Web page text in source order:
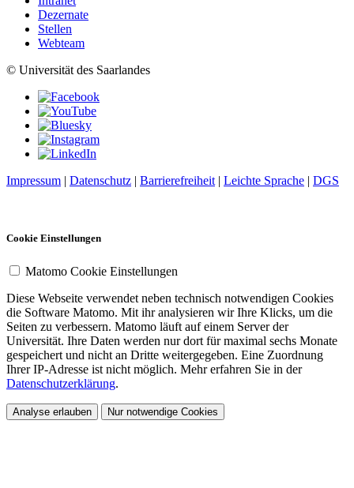
Dezernate
Stellen
Webteam
© Universität des Saarlandes
Impressum | Datenschutz | Barrierefreiheit | Leichte Sprache | DGS
Cookie Einstellungen
Matomo Cookie Einstellungen
Diese Webseite verwendet neben technisch notwendigen Cookies
die Software Matomo. Mit ihr analysieren wir Ihre Klicks, um die
Seiten zu verbessern. Matomo läuft auf einem Server der
Universität. Ihre Daten werden nur dort für maximal sechs Monate
gespeichert und nicht an Dritte weitergegeben. Eine Zuordnung
Ihrer IP-Adresse ist nicht möglich. Mehr erfahren Sie in der
Datenschutzerklärung.
Analyse erlauben Nur notwendige Cookies